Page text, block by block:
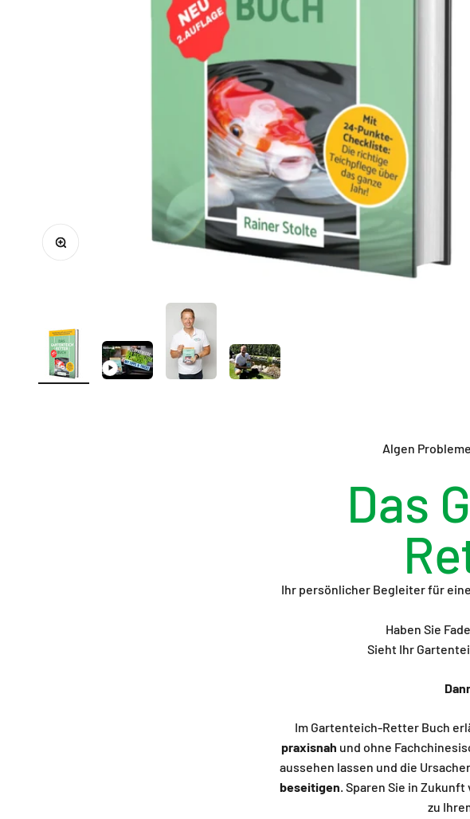
Bild vergrößern
Algen
Das
Ihr persönlicher Begleiter für
Haben Sie
Sieht Ihr
Im Gartenteich-Retter Buch
praxisnah und ohne
aussehen lassen und die
beseitigen. Sparen Sie in
zu